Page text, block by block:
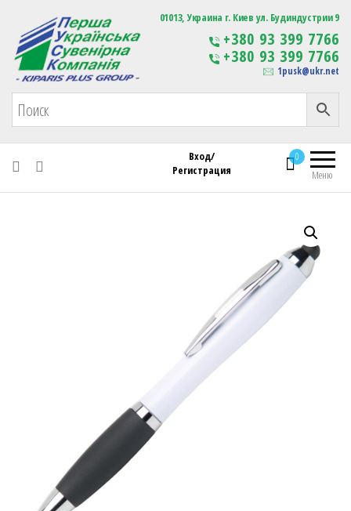
Первая Украинская Сувенирная Компания Изготовление
сувенирной продукции
с логотипом
01013, Украина г. Киев ул. Будиндустрии 9
+380 93 399 7766
+380 93 399 7766
1pusk@ukr.net
Меню
0
Вход/
Регистрация